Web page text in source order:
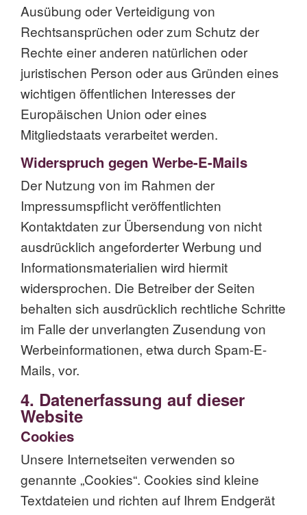
Ausübung oder Verteidigung von
Rechtsansprüchen oder zum Schutz der
Rechte einer anderen natürlichen oder
juristischen Person oder aus Gründen eines
wichtigen öffentlichen Interesses der
Europäischen Union oder eines
Mitgliedstaats verarbeitet werden.
Widerspruch gegen Werbe-E-Mails
Der Nutzung von im Rahmen der
Impressumspflicht veröffentlichten
Kontaktdaten zur Übersendung von nicht
ausdrücklich angeforderter Werbung und
Informationsmaterialien wird hiermit
widersprochen. Die Betreiber der Seiten
behalten sich ausdrücklich rechtliche Schritte
im Falle der unverlangten Zusendung von
Werbeinformationen, etwa durch Spam-E-
Mails, vor.
4. Datenerfassung auf dieser
Website
Cookies
Unsere Internetseiten verwenden so
genannte „Cookies“. Cookies sind kleine
Textdateien und richten auf Ihrem Endgerät